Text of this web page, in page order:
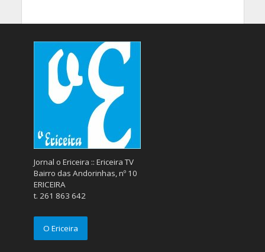
Jornal o Ericeira :: Ericeira TV
Bairro das Andorinhas, nº 10
ERICEIRA
t. 261 863 642
O Ericeira